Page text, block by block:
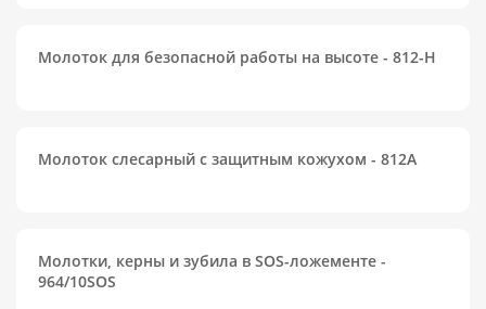
Молоток для безопасной работы на высоте - 812-H
Молоток слесарный с защитным кожухом - 812A
Молотки, керны и зубила в SOS-ложементе -
964/10SOS